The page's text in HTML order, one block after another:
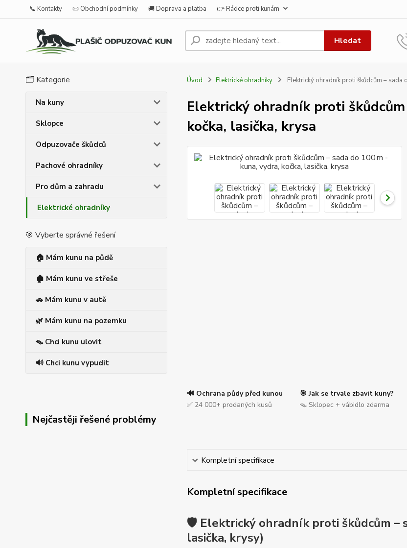
📞 Kontakty 📜 Obchodní podmínky 🚚 Doprava a platba 👉 Rádce proti kunám
Hledat
🗂️ Kategorie
Na kuny
Sklopce
Odpuzovače škůdců
Pachové ohradníky
Pro dům a zahradu
Elektrické ohradníky
🎯 Vyberte správné řešení
🏠 Mám kunu na půdě
🏚️ Mám kunu ve střeše
🚗 Mám kunu v autě
🌿 Mám kunu na pozemku
🪤 Chci kunu ulovit
🔊 Chci kunu vypudit
Nejčastěji řešené problémy
Úvod Elektrické ohradníky Elektrický ohradník proti škůdcům – sada
Elektrický ohradník proti
kočka, lasička, krysa
🔊 Ochrana půdy před kunou
✅ 24 000+ prodaných kusů
🎯 Jak se trvale zbavit kuny?
🪤 Sklopec + vábidlo zdarma
Kompletní specifikace
Kompletní specifikace
🛡️ Elektrický ohradník proti škůdcům –
lasička, krysy)